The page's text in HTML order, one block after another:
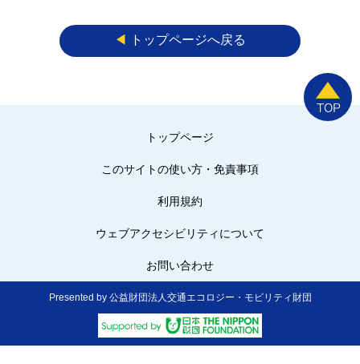
◀︎ トップページへ戻る
トップページ
このサイトの使い方・免責事項
利用規約
ウェブアクセシビリティについて
お問い合わせ
Presented by 公益財団法人交通エコロジー・モビリティ財団